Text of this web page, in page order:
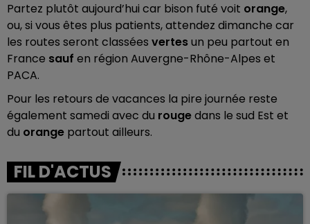
Partez plutôt aujourd’hui car bison futé voit orange,
ou, si vous êtes plus patients, attendez dimanche car
les routes seront classées vertesun peu partout en
France sauf en région Auvergne-Rhône-Alpes et
PACA.
Pour les retours de vacances la pire journée reste
également samedi avec du rougedans le sud Est et
du orange partout ailleurs.
FIL D'ACTUS